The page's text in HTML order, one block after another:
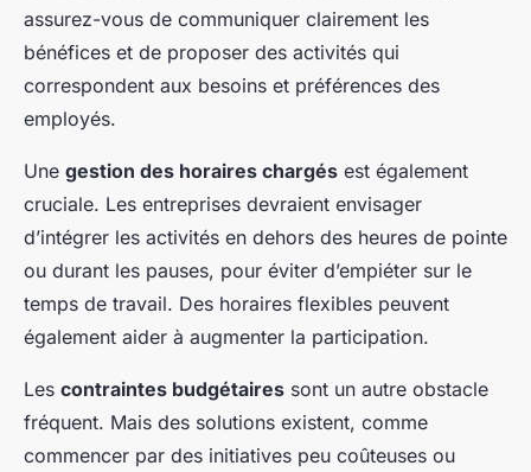
assurez-vous de communiquer clairement les
bénéfices et de proposer des activités qui
correspondent aux besoins et préférences des
employés.
Une gestion des horaires chargés est également
cruciale. Les entreprises devraient envisager
d’intégrer les activités en dehors des heures de pointe
ou durant les pauses, pour éviter d’empiéter sur le
temps de travail. Des horaires flexibles peuvent
également aider à augmenter la participation.
Les contraintes budgétaires sont un autre obstacle
fréquent. Mais des solutions existent, comme
commencer par des initiatives peu coûteuses ou